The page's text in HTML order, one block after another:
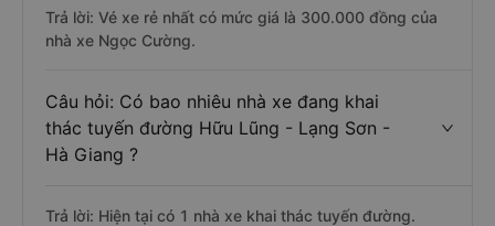
Trả lời: Vé xe rẻ nhất có mức giá là 300.000 đồng của
nhà xe Ngọc Cường.
Câu hỏi: Có bao nhiêu nhà xe đang khai
thác tuyến đường Hữu Lũng - Lạng Sơn -
Hà Giang ?
Trả lời: Hiện tại có 1 nhà xe khai thác tuyến đường.